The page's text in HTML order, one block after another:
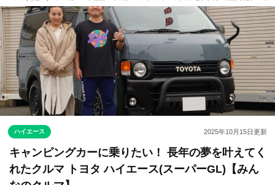
ハイエース 2025年10月15日更新
キャンピングカーに乗りたい！ 長年の夢を叶えてく
れたクルマ トヨタ ハイエース(スーパーGL)【みん